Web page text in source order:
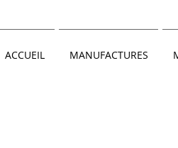
ACCUEIL MANUFACTURES